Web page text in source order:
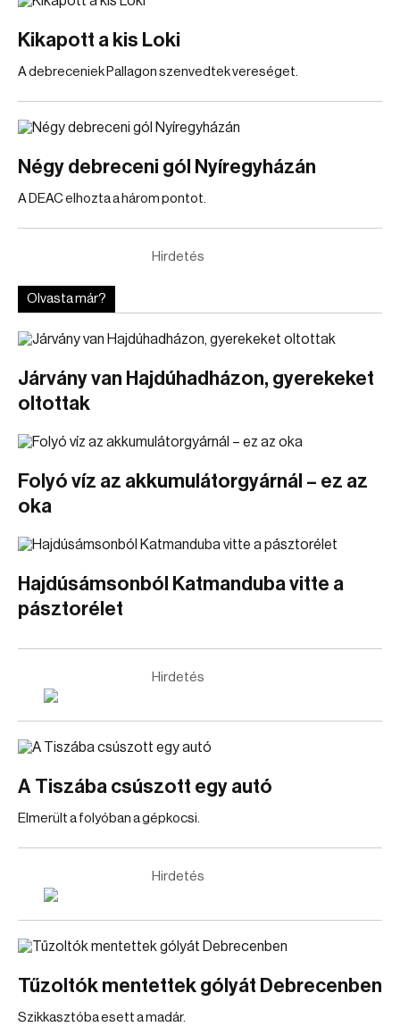
Kikapott a kis Loki
A debreceniek Pallagon szenvedtek vereséget.
Négy debreceni gól Nyíregyházán
A DEAC elhozta a három pontot.
Hirdetés
Olvasta már?
Járvány van Hajdúhadházon, gyerekeket
oltottak
Folyó víz az akkumulátorgyárnál – ez az
oka
Hajdúsámsonból Katmanduba vitte a
pásztorélet
Hirdetés
A Tiszába csúszott egy autó
Elmerült a folyóban a gépkocsi.
Hirdetés
Tűzoltók mentettek gólyát Debrecenben
Szikkasztóba esett a madár.